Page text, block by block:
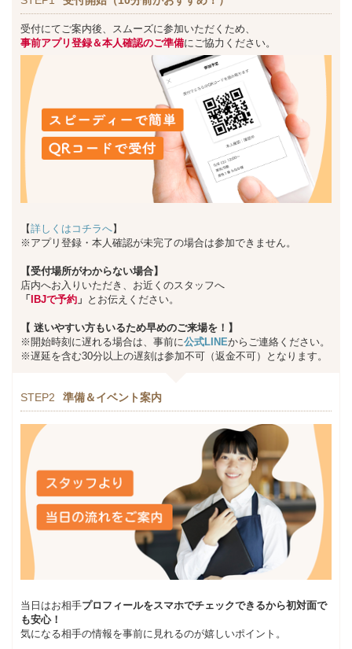
受付にてご案内後、スムーズに参加いただくため、
事前アプリ登録＆本人確認のご準備にご協力ください。
【詳しくはコチラへ】
※アプリ登録・本人確認が未完了の場合は参加できません。
【受付場所がわからない場合】
店内へお入りいただき、お近くのスタッフへ
「IBJで予約 」 とお伝えください。
【 迷いやすい方もいるため早めのご来場を！】
※開始時刻に遅れる場合は、事前に公式LINEからご連絡ください。
※遅延を含む30分以上の遅刻は参加不可（返金不可）となります。
STEP2 準備＆イベント案内
当日はお相手プロフィールをスマホでチェックできるから初対面で
も安心！
気になる相手の情報を事前に見れるのが嬉しいポイント。